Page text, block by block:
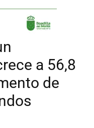
a 56,8
de